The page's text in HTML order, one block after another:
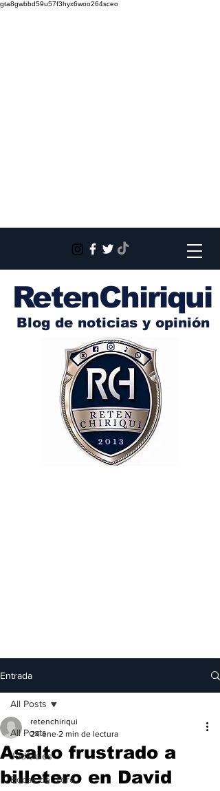
gta8gwbbd59u57f3hyx6woo264sceo
RetenChiriqui
Blog de noticias y opinión
Entrada
All Posts
Judiciales
Bocas del Toro
All Posts
Asalto frustrado a
billetero en David
retenchiriqui
24 ene 2 min de lectura